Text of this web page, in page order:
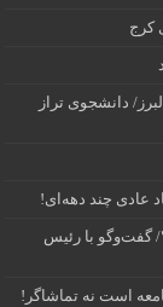
دانشجوی تراز
عادی چند‌ دهه‌ای!
گفت‌وگو با رئیس
است نه تماشاگر!